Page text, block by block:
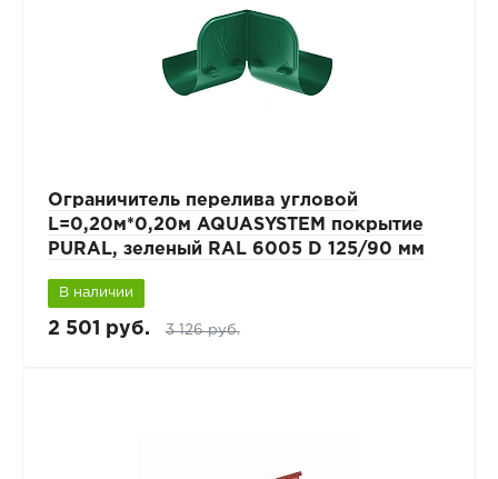
Ограничитель перелива угловой
L=0,20м*0,20м AQUASYSTEM покрытие
PURAL, зеленый RAL 6005 D 125/90 мм
В наличии
2 501 руб. 3 126 руб.